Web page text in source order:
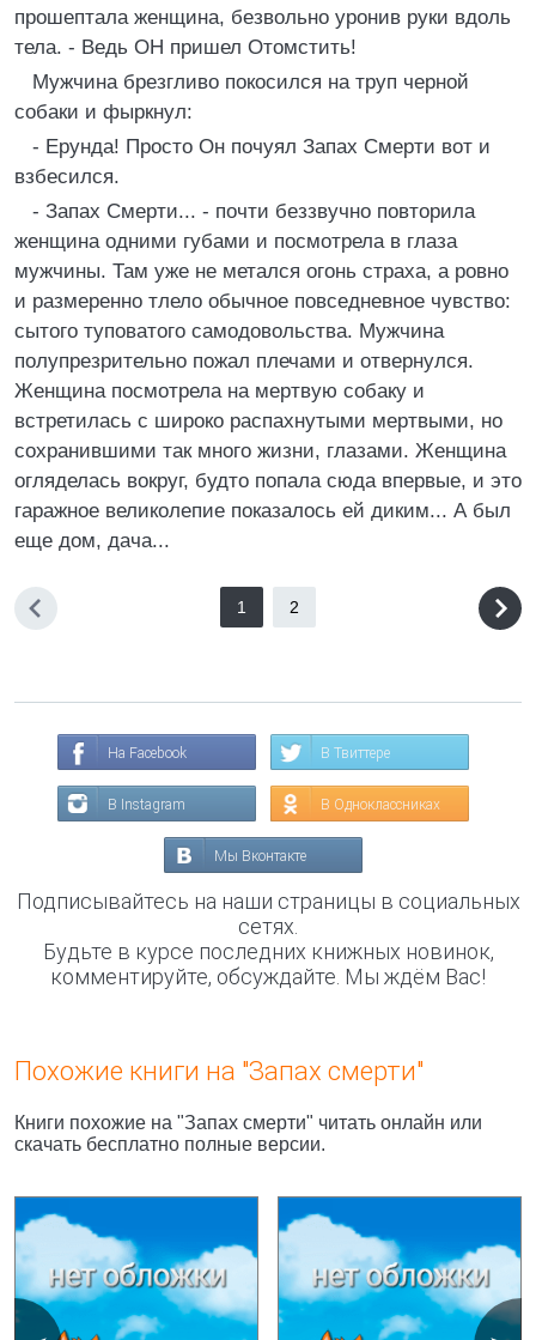
прошептала женщина, безвольно уронив руки вдоль
тела. - Ведь ОН пришел Отомстить!
Мужчина брезгливо покосился на труп черной
собаки и фыркнул:
- Ерунда! Просто Он почуял Запах Смерти вот и
взбесился.
- Запах Смерти... - почти беззвучно повторила
женщина одними губами и посмотрела в глаза
мужчины. Там уже не метался огонь страха, а ровно
и размеренно тлело обычное повседневное чувство:
сытого туповатого самодовольства. Мужчина
полупрезрительно пожал плечами и отвернулся.
Женщина посмотрела на мертвую собаку и
встретилась с широко распахнутыми мертвыми, но
сохранившими так много жизни, глазами. Женщина
огляделась вокруг, будто попала сюда впервые, и это
гаражное великолепие показалось ей диким... А был
еще дом, дача...
1 2
На Facebook В Твиттере
В Instagram В Одноклассниках
Мы Вконтакте
Подписывайтесь на наши страницы в социальных
сетях.
Будьте в курсе последних книжных новинок,
комментируйте, обсуждайте. Мы ждём Вас!
Похожие книги на "Запах смерти"
Книги похожие на "Запах смерти" читать онлайн или
скачать бесплатно полные версии.